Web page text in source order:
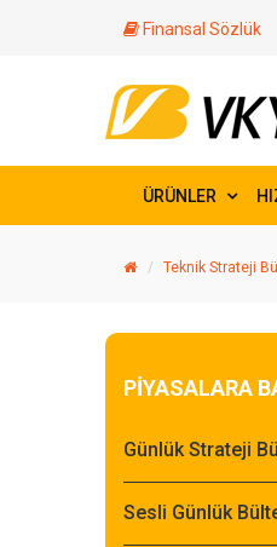
Finansal Sözlük
ÜRÜNLER
Teknik Strateji
PİYASALARA
Günlük Strateji
Sesli Günlük